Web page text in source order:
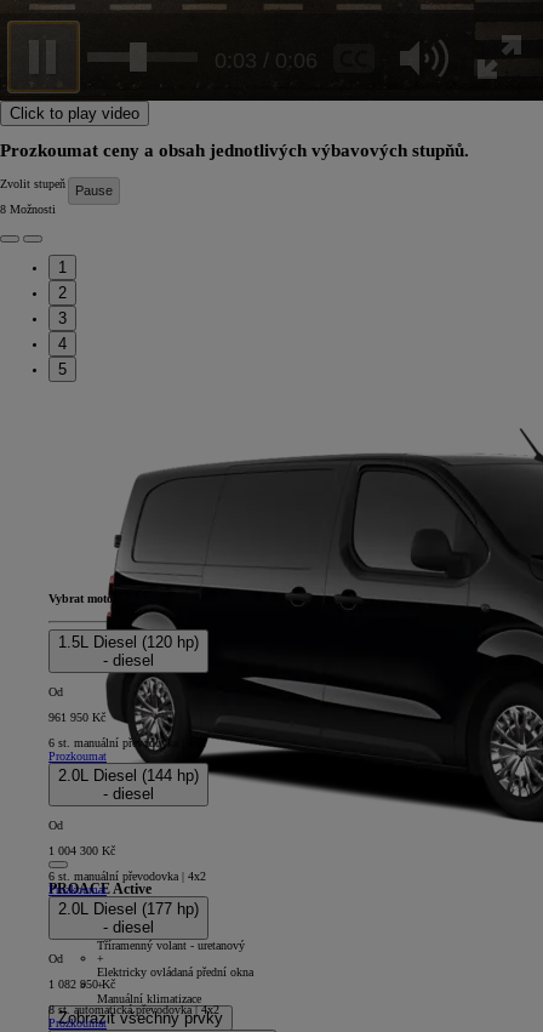
0:05 / 0:06
Click to play video
Prozkoumat ceny a obsah jednotlivých výbavových stupňů.
Zvolit stupeň výbavy
8 Možnosti
1
2
3
4
5
PROACE Active
4D - Panel Van L1
+
Tříramenný volant - uretanový
+
Elektricky ovládaná přední okna
+
Manuální klimatizace
Zobrazit všechny prvky
Vybrat motor
1.5L Diesel (120 hp)
- diesel
Od
961 950 Kč
6 st. manuální převodovka | 4x2
Prozkoumat
2.0L Diesel (144 hp)
- diesel
Od
1 004 300 Kč
6 st. manuální převodovka | 4x2
Prozkoumat
2.0L Diesel (177 hp)
- diesel
Od
1 082 950 Kč
8 st. automatická převodovka | 4x2
Prozkoumat